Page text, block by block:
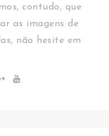
contudo, que
as imagens de
não hesite em